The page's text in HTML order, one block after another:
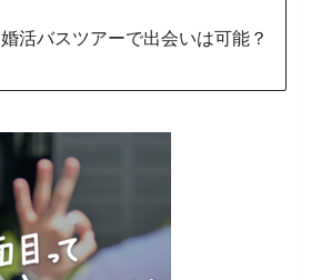
婚活バスツアーで出会いは可能？